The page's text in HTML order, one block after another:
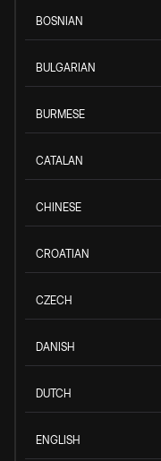
BOSNIAN
BULGARIAN
BURMESE
CATALAN
CHINESE
CROATIAN
CZECH
DANISH
DUTCH
ENGLISH